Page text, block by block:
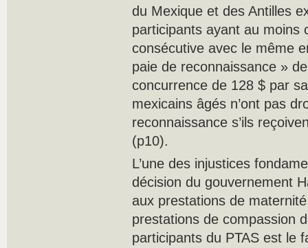
du Mexique et des Antilles
participants ayant au moins
consécutive avec le même
paie de reconnaissance »
concurrence de 128 $ par
mexicains âgés n’ont pas
reconnaissance s’ils
(p10).
L’une des injustices
décision du gouvernement
aux prestations de
prestations de compassion
participants du PTAS est le